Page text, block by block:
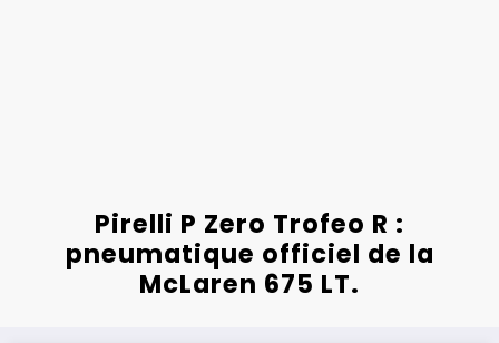
Pirelli P Zero Trofeo R :
pneumatique officiel de la
McLaren 675 LT.